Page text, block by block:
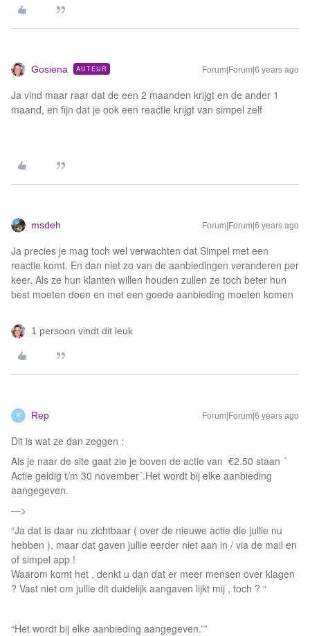
Gosiena AUTEUR Forum|Forum|6 years ago
Ja vind maar raar dat de een 2 maanden krijgt en de ander 1
maand, en fijn dat je ook een reactie krijgt van simpel zelf
msdeh Forum|Forum|6 years ago
Ja precies je mag toch wel verwachten dat Simpel met een
reactie komt. En dan niet zo van de aanbiedingen veranderen per
keer. Als ze hun klanten willen houden zullen ze toch beter hun
best moeten doen en met een goede aanbieding moeten komen
1 persoon vindt dit leuk
R Rep Forum|Forum|6 years ago
Dit is wat ze dan zeggen :
Als je naar de site gaat zie je boven de actie van €2.50 staan ´
Actie geldig t/m 30 november´.Het wordt bij elke aanbieding
aangegeven.
—>
“Ja dat is daar nu zichtbaar ( over de nieuwe actie die jullie nu
hebben ), maar dat gaven jullie eerder niet aan in / via de mail en
of simpel app !
Waarom komt het , denkt u dan dat er meer mensen over klagen
? Vast niet om jullie dit duidelijk aangaven lijkt mij , toch ? “
“Het wordt bij elke aanbieding aangegeven.””